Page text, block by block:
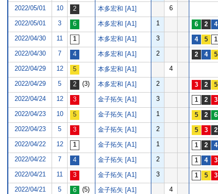
2022/05/01 10 本多宏和 [A1] 6
2022/05/01 3 本多宏和 [A1] 1
2022/04/30 11 本多宏和 [A1] 3
2022/04/30 7 本多宏和 [A1] 2
2022/04/29 12 本多宏和 [A1] 4
2022/04/29 5 (3) 本多宏和 [A1] 2
2022/04/24 12 金子拓矢 [A1] 3
2022/04/23 10 金子拓矢 [A1] 1
2022/04/23 5 金子拓矢 [A1] 2
2022/04/22 12 金子拓矢 [A1] 1
2022/04/22 7 金子拓矢 [A1] 2
2022/04/21 11 金子拓矢 [A1] 3
2022/04/21 5 (5) 金子拓矢 [A1] 4